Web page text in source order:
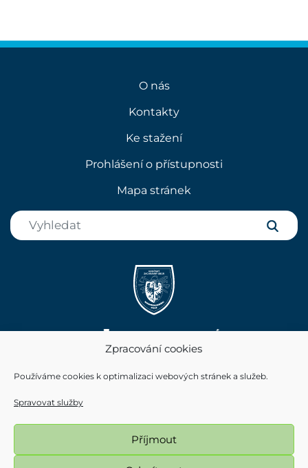
Zpracování cookies
Používáme cookies k optimalizaci webových stránek a služeb.
Spravovat služby
Příjmout
O nás
Kontakty
Ke stažení
Prohlášení o přístupnosti
Mapa stránek